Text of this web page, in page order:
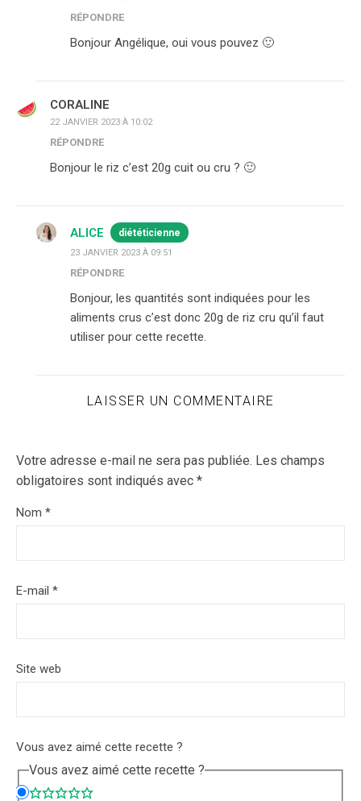
RÉPONDRE
Bonjour Angélique, oui vous pouvez 🙂
CORALINE
22 JANVIER 2023 À 10:02
RÉPONDRE
Bonjour le riz c’est 20g cuit ou cru ? 🙂
ALICE diététicienne
23 JANVIER 2023 À 09:51
RÉPONDRE
Bonjour, les quantités sont indiquées pour les
aliments crus c’est donc 20g de riz cru qu’il faut
utiliser pour cette recette.
LAISSER UN COMMENTAIRE
Votre adresse e-mail ne sera pas publiée. Les champs
obligatoires sont indiqués avec *
Nom *
E-mail *
Site web
Vous avez aimé cette recette ?
Vous avez aimé cette recette ?